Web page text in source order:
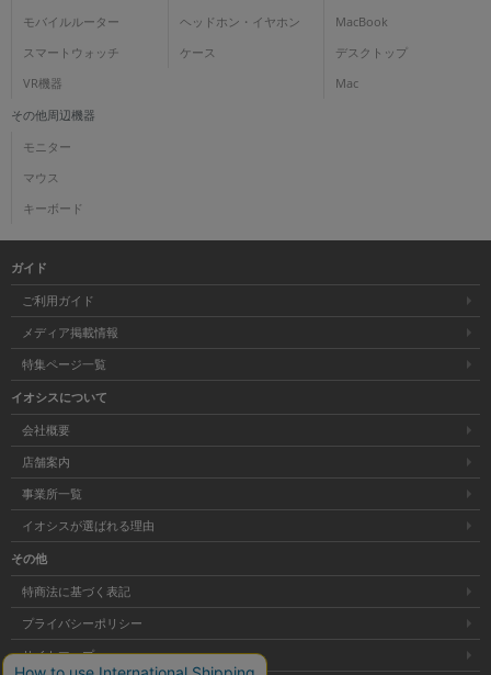
モバイルルーター
スマートウォッチ
VR機器
ヘッドホン・イヤホン
ケース
MacBook
デスクトップ
Mac
その他周辺機器
モニター
マウス
キーボード
ガイド
ご利用ガイド
メディア掲載情報
特集ページ一覧
イオシスについて
会社概要
店舗案内
事業所一覧
イオシスが選ばれる理由
その他
特商法に基づく表記
プライバシーポリシー
サイトマップ